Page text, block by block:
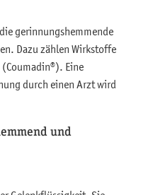
gerinnungshemmende
Dazu zählen Wirkstoffe
Eine
durch einen Arzt wird
und